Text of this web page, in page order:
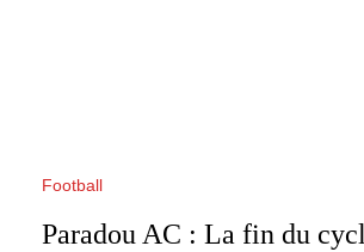
Football
Paradou AC : La fin du